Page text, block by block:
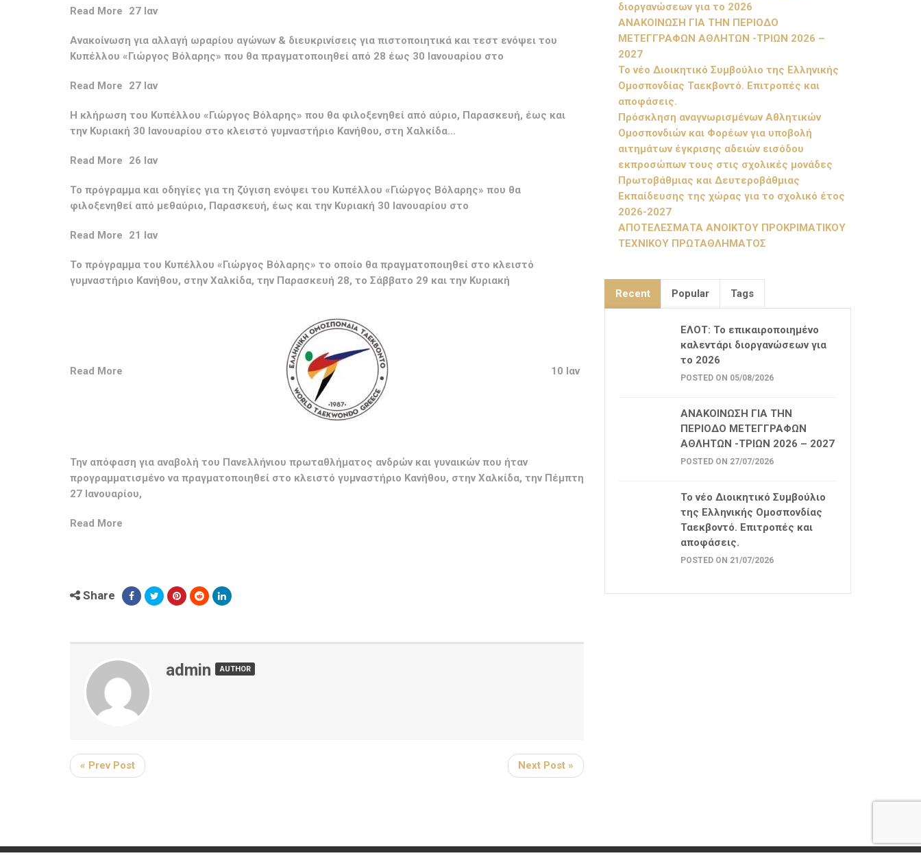
Read More 27 Ιαν
Ανακοίνωση για αλλαγή ωραρίου αγώνων & διευκρινίσεις για πιστοποιητικά και τεστ ενόψει του
Κυπέλλου «Γιώργος Βόλαρης» που θα πραγματοποιηθεί από 28 έως 30 Ιανουαρίου στο
Read More 27 Ιαν
Η κλήρωση του Κυπέλλου «Γιώργος Βόλαρης» που θα φιλοξενηθεί από αύριο, Παρασκευή, έως και
την Κυριακή 30 Ιανουαρίου στο κλειστό γυμναστήριο Κανήθου, στη Χαλκίδα…
Read More 26 Ιαν
Το πρόγραμμα και οδηγίες για τη ζύγιση ενόψει του Κυπέλλου «Γιώργος Βόλαρης» που θα
φιλοξενηθεί από μεθαύριο, Παρασκευή, έως και την Κυριακή 30 Ιανουαρίου στο
Read More 21 Ιαν
Το πρόγραμμα του Κυπέλλου «Γιώργος Βόλαρης» το οποίο θα πραγματοποιηθεί στο κλειστό
γυμναστήριο Κανήθου, στην Χαλκίδα, την Παρασκευή 28, το Σάββατο 29 και την Κυριακή
Read More 10 Ιαν
Την απόφαση για αναβολή του Πανελλήνιου πρωταθλήματος ανδρών και γυναικών που ήταν
προγραμματισμένο να πραγματοποιηθεί στο κλειστό γυμναστήριο Κανήθου, στην Χαλκίδα, την Πέμπτη
27 Ιανουαρίου,
Read More
Share
admin AUTHOR
« Prev Post Next Post »
διοργανώσεων για το 2026
ΑΝΑΚΟΙΝΩΣΗ ΓΙΑ ΤΗΝ ΠΕΡΙΟΔΟ
ΜΕΤΕΓΓΡΑΦΩΝ ΑΘΛΗΤΩΝ -ΤΡΙΩΝ 2026 –
2027
Το νέο Διοικητικό Συμβούλιο της Ελληνικής
Ομοσπονδίας Ταεκβοντό. Επιτροπές και
αποφάσεις.
Πρόσκληση αναγνωρισμένων Αθλητικών
Ομοσπονδιών και Φορέων για υποβολή
αιτημάτων έγκρισης αδειών εισόδου
εκπροσώπων τους στις σχολικές μονάδες
Πρωτοβάθμιας και Δευτεροβάθμιας
Εκπαίδευσης της χώρας για το σχολικό έτος
2026-2027
ΑΠΟΤΕΛΕΣΜΑΤΑ ΑΝΟΙΚΤΟΥ ΠΡΟΚΡΙΜΑΤΙΚΟΥ
ΤΕΧΝΙΚΟΥ ΠΡΩΤΑΘΛΗΜΑΤΟΣ
Recent Popular Tags
ΕΛΟΤ: Το επικαιροποιημένο
καλεντάρι διοργανώσεων για
το 2026
POSTED ON 05/08/2026
ΑΝΑΚΟΙΝΩΣΗ ΓΙΑ ΤΗΝ
ΠΕΡΙΟΔΟ ΜΕΤΕΓΓΡΑΦΩΝ
ΑΘΛΗΤΩΝ -ΤΡΙΩΝ 2026 – 2027
POSTED ON 27/07/2026
Το νέο Διοικητικό Συμβούλιο
της Ελληνικής Ομοσπονδίας
Ταεκβοντό. Επιτροπές και
αποφάσεις.
POSTED ON 21/07/2026